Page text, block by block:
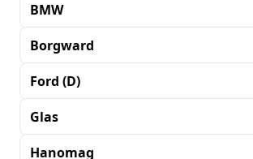
BMW
Borgward
Ford (D)
Glas
Hanomag